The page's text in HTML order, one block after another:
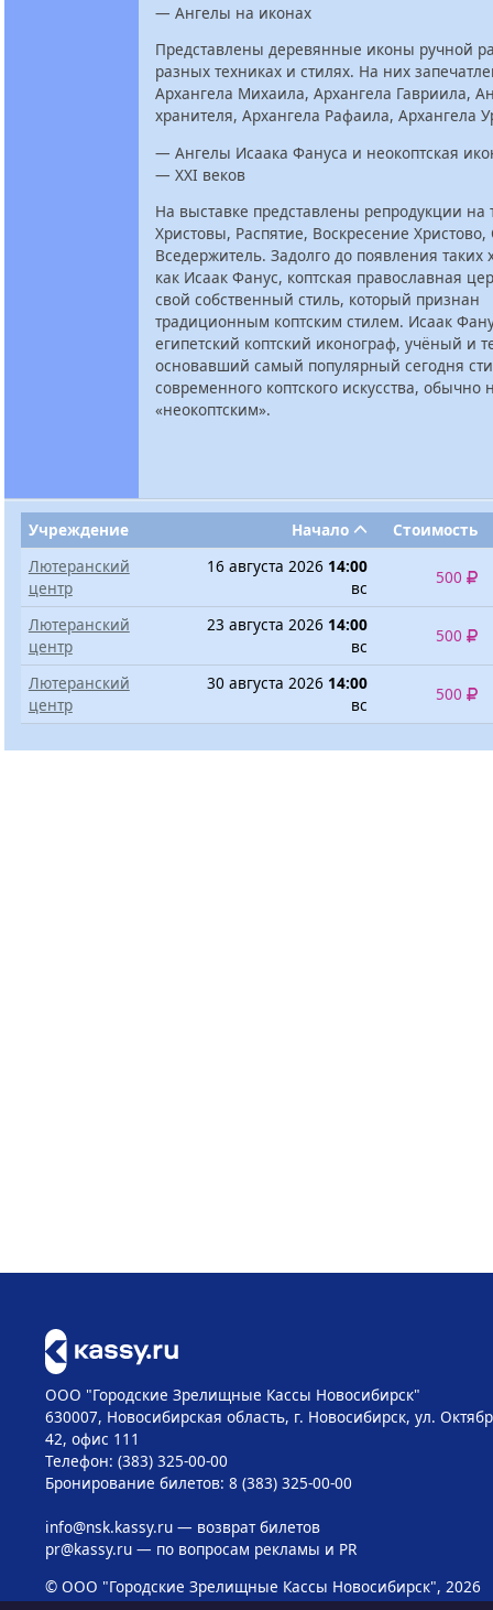
— Ангелы на иконах
Представлены деревянные иконы ручной
разных техниках и стилях. На них
Архангела Михаила, Архангела Гавриила,
хранителя, Архангела Рафаила, Архангела
— Ангелы Исаака Фануса и неокоптская
— XXI веков
На выставке представлены репродукции на
Христовы, Распятие, Воскресение Христово,
Вседержитель. Задолго до появления таких
как Исаак Фанус, коптская православная
свой собственный стиль, который признан
традиционным коптским стилем. Исаак
египетский коптский иконограф, учёный и
основавший самый популярный сегодня
современного коптского искусства,
«неокоптским».
Учреждение Начало
Стоимость
Лютеранский
центр
16 августа 2026 14:00
вс
500
Лютеранский
центр
23 августа 2026 14:00
вс
500
Лютеранский
центр
30 августа 2026 14:00
вс
500
ООО "Городские Зрелищные Кассы Новосибирск"
630007, Новосибирская область, г. Новосибирск, ул.
42, офис 111
Телефон: (383) 325-00-00
Бронирование билетов: 8 (383) 325-00-00
info@nsk.kassy.ru— возврат билетов
pr@kassy.ru— по вопросам рекламы и PR
© ООО "Городские Зрелищные Кассы Новосибирск", 2026